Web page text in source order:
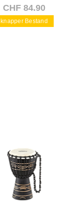
CHF 84.90
knapper Bestand